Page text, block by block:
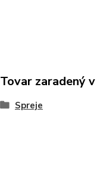
Tovar zaradený
Spreje